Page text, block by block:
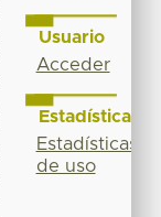
Usuario
Acceder
Estadísticas
Estadísticas
de uso